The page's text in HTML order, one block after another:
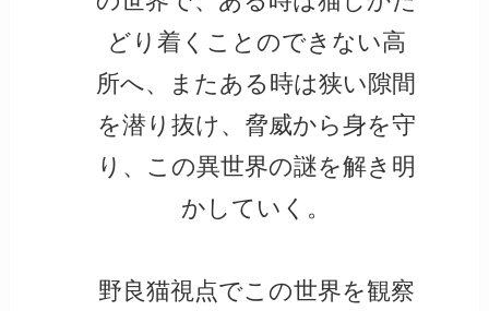
どり着くことのできない高
所へ、またある時は狭い隙間
を潜り抜け、脅威から身を守
り、この異世界の謎を解き明
かしていく。
野良猫視点でこの世界を観察